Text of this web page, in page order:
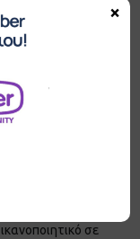
με
με μια
συνήθως
η στάθμευση
Η
σε
×